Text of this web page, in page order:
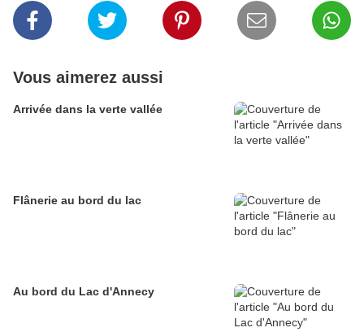
Vous aimerez aussi
Arrivée dans la verte vallée
Flânerie au bord du lac
Au bord du Lac d'Annecy